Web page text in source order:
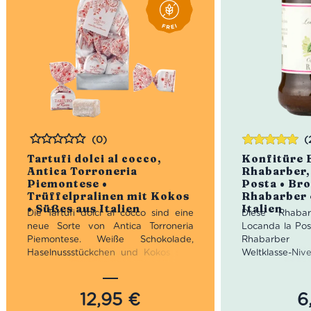
Tartufi dolci al cocco,
Antica Torroneria
Piemontese •
Trüffelpralinen mit Kokos
• Süßes aus Italien
Bewertet
(0)
Die Tartufi dolci al cocco sind eine
neue Sorte von Antica Torroneria
Piemontese. Weiße Schokolade,
Haselnussstückchen und Kokos sind
Für alle, die sich bereits in die Tartufi
dolci bianchi verliebt haben, sind die
Tartufi dolci al cocco eine
12,95 €
Konfitüre
Posta •
Rhabarber
Italien
Diese
Locanda la
Weltklasse-
dieser
enthaltenen
Bewertet
mit5.00von
5